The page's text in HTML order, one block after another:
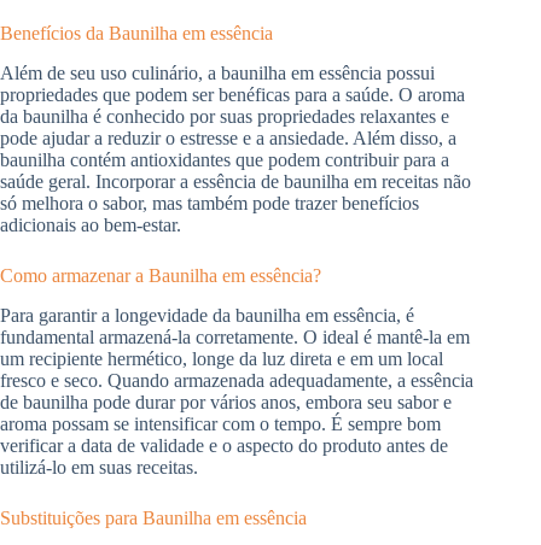
Benefícios da Baunilha em essência
Além de seu uso culinário, a baunilha em essência possui
propriedades que podem ser benéficas para a saúde. O aroma
da baunilha é conhecido por suas propriedades relaxantes e
pode ajudar a reduzir o estresse e a ansiedade. Além disso, a
baunilha contém antioxidantes que podem contribuir para a
saúde geral. Incorporar a essência de baunilha em receitas não
só melhora o sabor, mas também pode trazer benefícios
adicionais ao bem-estar.
Como armazenar a Baunilha em essência?
Para garantir a longevidade da baunilha em essência, é
fundamental armazená-la corretamente. O ideal é mantê-la em
um recipiente hermético, longe da luz direta e em um local
fresco e seco. Quando armazenada adequadamente, a essência
de baunilha pode durar por vários anos, embora seu sabor e
aroma possam se intensificar com o tempo. É sempre bom
verificar a data de validade e o aspecto do produto antes de
utilizá-lo em suas receitas.
Substituições para Baunilha em essência